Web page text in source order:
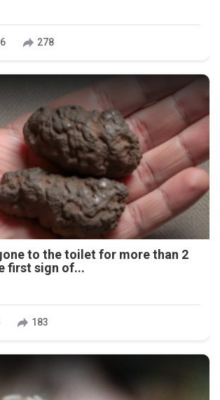
278
to the toilet for more than 2
first sign of...
183